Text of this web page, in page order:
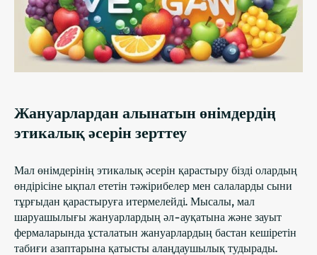
Жануарлардан алынатын өнімдердің
этикалық әсерін зерттеу
Мал өнімдерінің этикалық әсерін қарастыру бізді олардың
өндірісіне ықпал ететін тәжірибелер мен салаларды сыни
тұрғыдан қарастыруға итермелейді. Мысалы, мал
шаруашылығы жануарлардың әл-ауқатына және зауыт
фермаларында ұсталатын жануарлардың бастан кешіретін
табиғи азаптарына қатысты алаңдаушылық тудырады.